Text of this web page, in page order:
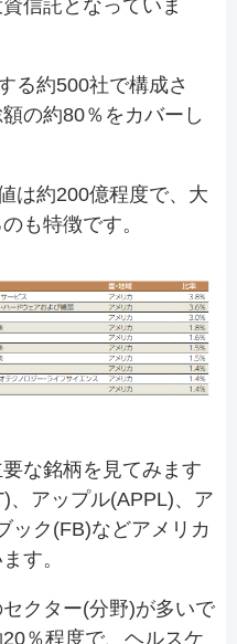
信託となっていま
る約500社で構成さ
の約80％をカバーし
は約200億程度で、大
も特徴です。
な銘柄を見てみます
、アップル(APPL)、ア
ック(FB)などアメリカ
す。
クター(分野)が多いで
％程度で、ヘルスケ